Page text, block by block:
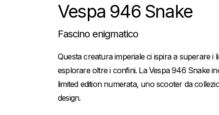
Vespa 946 Snake
Fascino enigmatico
Questa creatura imperiale ci ispira a superare i
esplorare oltre i confini. La Vespa 946 Snake
limited edition numerata, uno scooter da
design.